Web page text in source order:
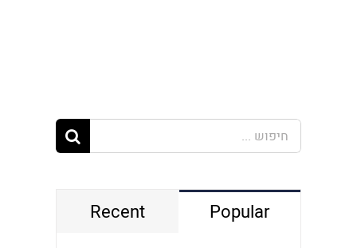
חיפוש...
Popular
Recent